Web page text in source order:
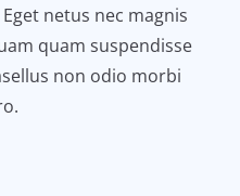
netus nec magnis
quam suspendisse
non odio morbi